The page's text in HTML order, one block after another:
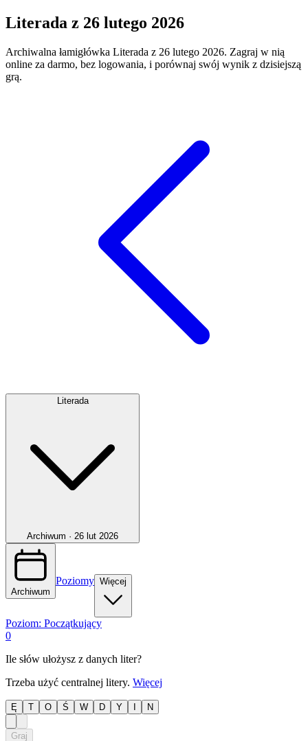
Literada z 26 lutego 2026
Archiwalna łamigłówka Literada z 26 lutego 2026. Zagraj w nią
online za darmo, bez logowania, i porównaj swój wynik z dzisiejszą
grą.
Literada
Archiwum · 26 lut 2026
Archiwum
Poziomy Więcej
Poziom: Początkujący
0
Ile słów ułożysz z danych liter?
Trzeba użyć centralnej litery. Więcej
Ę T O Ś W D Y N
Graj